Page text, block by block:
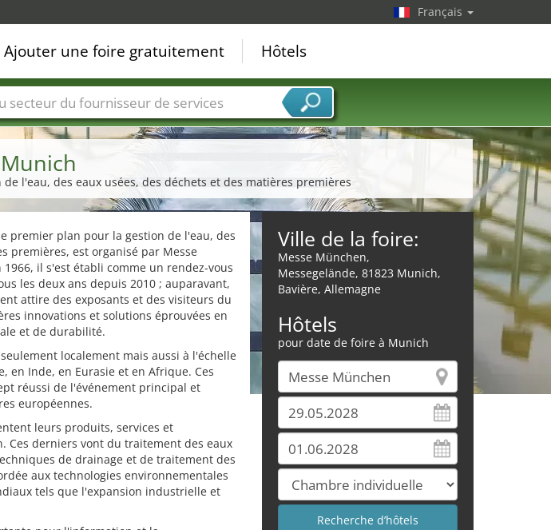
l'eau, des eaux usées, des déchets et des matières premières
premier plan pour la gestion de l'eau, des
premières, est organisé par Messe
il s'est établi comme un rendez-vous
les deux ans depuis 2010 ; auparavant,
attire des exposants et des visiteurs du
innovations et solutions éprouvées en
et de durabilité.
localement mais aussi à l'échelle
en Inde, en Eurasie et en Afrique. Ces
réussi de l'événement principal et
européennes.
leurs produits, services et
Ces derniers vont du traitement des eaux
de drainage et de traitement des
aux technologies environnementales
tels que l'expansion industrielle et
Ville de la foire:
Messe München,
Messegelände, 81823 Munich,
Bavière, Allemagne
Hôtels
pour date de foire à Munich
Français
Ajouter une foire gratuitement Hôtels
Secteurs du fournisseur de services